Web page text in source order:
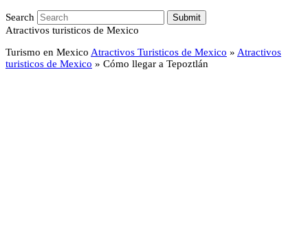
Search Submit
Atractivos turisticos de Mexico
Turismo en Mexico Atractivos Turisticos de Mexico » Atractivos
turisticos de Mexico » Cómo llegar a Tepoztlán